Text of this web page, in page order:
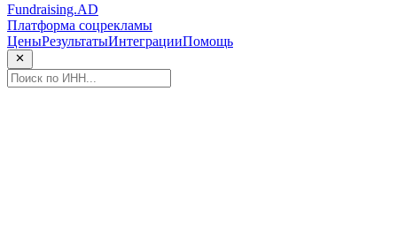
Fundraising.AD
Платформа соцрекламы
ЦеныРезультатыИнтеграцииПомощь